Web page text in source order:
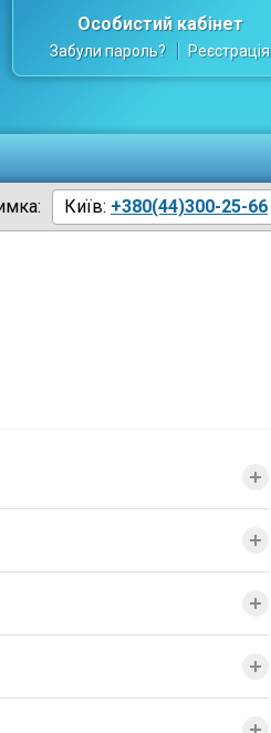
Особистий кабінет
Забули пароль? Реєстрація
Київ: +380(44)300-25-66